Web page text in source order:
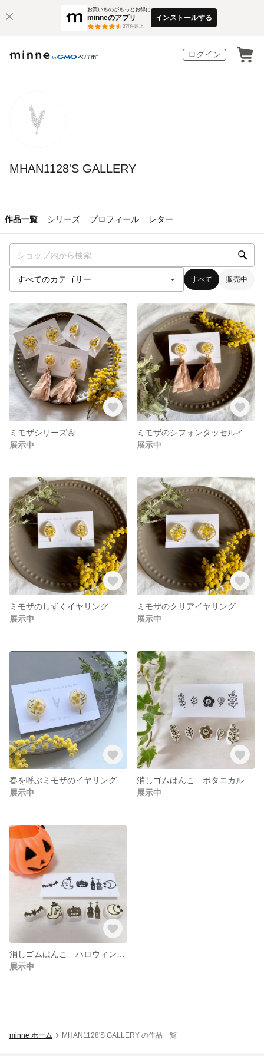
お買いものがもっとお得に
minneのアプリ
3万件以上
インストールする
ログイン
MHAN1128'S GALLERY
作品一覧 シリーズ プロフィール レター
すべて 販売中
ミモザシリーズ🌼
展示中
展示中
ミモザのしずくイヤリング
展示中
ミモザのクリアイヤリング
展示中
春を呼ぶミモザのイヤリング
展示中
展示中
展示中
minne ホーム MHAN1128'S GALLERY の作品一覧